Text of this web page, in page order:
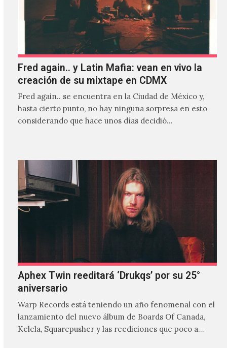
Fred again.. y Latin Mafia: vean en vivo la
creación de su mixtape en CDMX
Fred again.. se encuentra en la Ciudad de México y,
hasta cierto punto, no hay ninguna sorpresa en esto
considerando que hace unos días decidió…
Aphex Twin reeditará ‘Drukqs’ por su 25°
aniversario
Warp Records está teniendo un año fenomenal con el
lanzamiento del nuevo álbum de Boards Of Canada,
Kelela, Squarepusher y las reediciones que poco a…